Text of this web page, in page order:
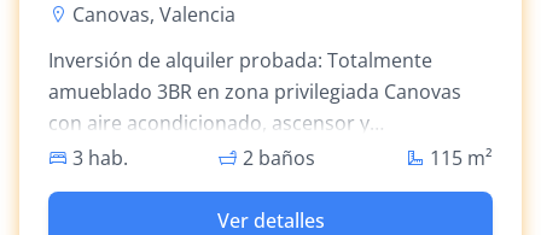
Canovas, Valencia
Inversión de alquiler probada: Totalmente
amueblado 3BR en zona privilegiada Canovas
con aire acondicionado, ascensor y
comodidades modernas.
3 hab. 2 baños 115 m²
Ver detalles